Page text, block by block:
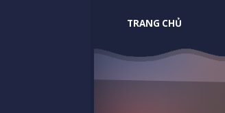
TRANG CHỦ